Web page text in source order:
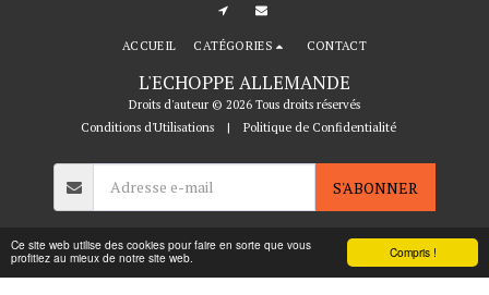
Compris !
Ce site web utilise des cookies pour faire en sorte que vous
profitiez au mieux de notre site web.
L'ECHOPPE ALLEMANDE
Droits d'auteur © 2026 Tous droits réservés
Conditions d'Utilisations| Politique de Confidentialité
ACCUEIL CATÉGORIES CONTACT
S'ABONNER